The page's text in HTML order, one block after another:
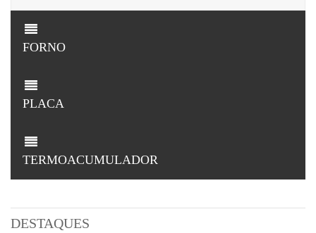
FORNO
PLACA
TERMOACUMULADOR
DESTAQUES